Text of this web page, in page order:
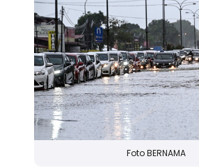
Foto BERNAMA